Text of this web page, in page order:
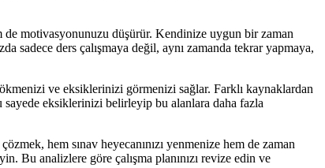
de motivasyonunuzu düşürür. Kendinize uygun bir zaman
sadece ders çalışmaya değil, aynı zamanda tekrar yapmaya,
ve eksiklerinizi görmenizi sağlar. Farklı kaynaklardan
sayede eksiklerinizi belirleyip bu alanlara daha fazla
hem sınav heyecanınızı yenmenize hem de zaman
Bu analizlere göre çalışma planınızı revize edin ve